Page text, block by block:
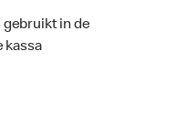
gebruikt in de
kassa